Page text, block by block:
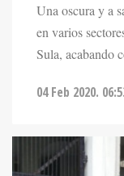
Una oscura y a
en varios
Sula, acabando
04 Feb 2020.